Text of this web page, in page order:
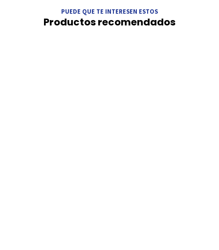
PUEDE QUE TE INTERESEN ESTOS
Productos recomendados